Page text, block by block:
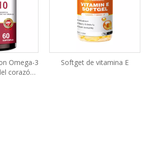
Omega-3
corazón,
Softget de vitamina E